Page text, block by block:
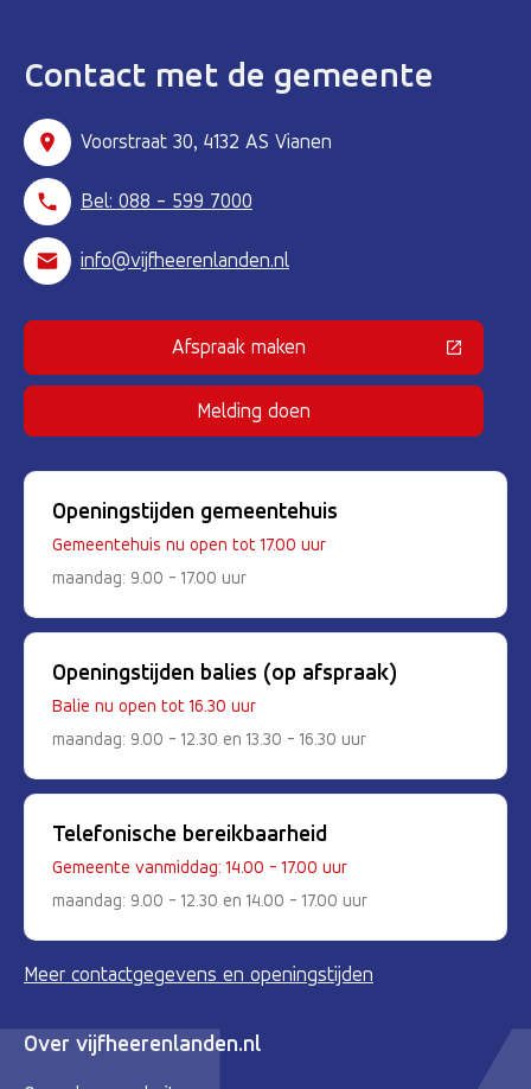
Contact met de gemeente
Voorstraat 30, 4132 AS Vianen
Bel: 088 - 599 7000
info@vijfheerenlanden.nl
Afspraak maken(Deze link gaat naar een externe
Melding doen
Openingstijden gemeentehuis
Gemeentehuis nu open tot 17.00 uur
maandag: 9.00 - 17.00 uur
Openingstijden balies (op afspraak)
Balie nu open tot 16.30 uur
maandag: 9.00 - 12.30 en 13.30 - 16.30 uur
Telefonische bereikbaarheid
Gemeente vanmiddag: 14.00 - 17.00 uur
maandag: 9.00 - 12.30 en 14.00 - 17.00 uur
Meer contactgegevens en openingstijden
Over vijfheerenlanden.nl